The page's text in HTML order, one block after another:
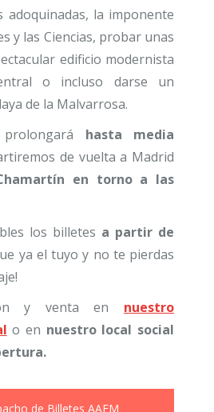
adoquinadas, la imponente
y las Ciencias, probar unas
edificio modernista
o incluso darse un
de la Malvarrosa.
hasta media
de vuelta a Madrid
en torno a las
los billetes a partir de
ya el tuyo y no te pierdas
y venta en nuestro
o en nuestro local social
de Billetes AAFM